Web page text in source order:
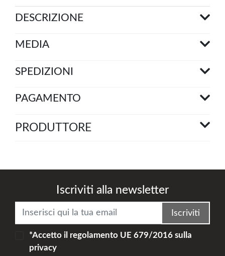
DESCRIZIONE
MEDIA
SPEDIZIONI
PAGAMENTO
PRODUTTORE
Iscriviti alla newsletter
Iscriviti
*Accetto il regolamento UE 679/2016sulla
privacy